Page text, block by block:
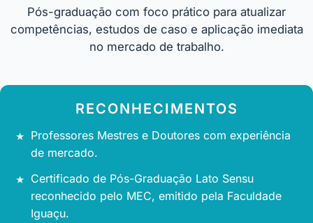
Pós-graduação com foco prático para atualizar
competências, estudos de caso e aplicação imediata
no mercado de trabalho.
RECONHECIMENTOS
Professores Mestres e Doutores com experiência
de mercado.
Certificado de Pós-Graduação Lato Sensu
reconhecido pelo MEC, emitido pela Faculdade
Iguaçu.